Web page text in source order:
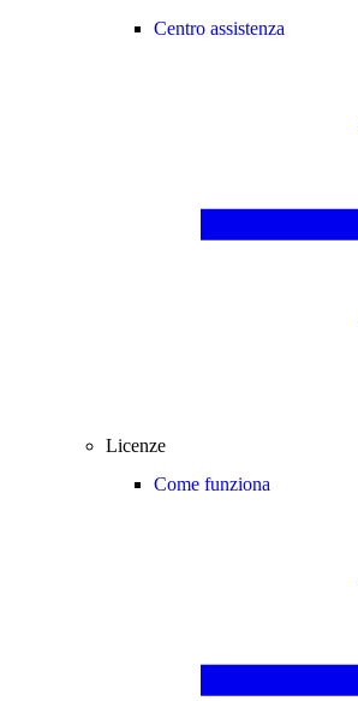
Centro assistenza
Licenze
Come funziona